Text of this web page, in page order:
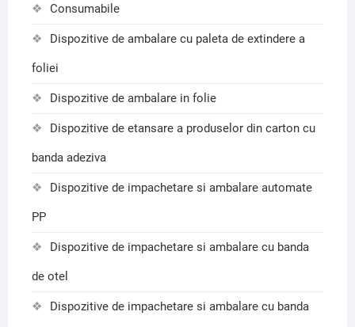
Consumabile
Dispozitive de ambalare cu paleta de extindere a
foliei
Dispozitive de ambalare in folie
Dispozitive de etansare a produselor din carton cu
banda adeziva
Dispozitive de impachetare si ambalare automate
PP
Dispozitive de impachetare si ambalare cu banda
de otel
Dispozitive de impachetare si ambalare cu banda